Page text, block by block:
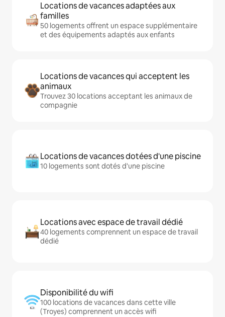
Locations de vacances adaptées aux
familles
50 logements offrent un espace supplémentaire
et des équipements adaptés aux enfants
Locations de vacances qui acceptent les
animaux
Trouvez 30 locations acceptant les animaux de
compagnie
Locations de vacances dotées d'une piscine
10 logements sont dotés d'une piscine
Locations avec espace de travail dédié
40 logements comprennent un espace de travail
dédié
Disponibilité du wifi
100 locations de vacances dans cette ville
(Troyes) comprennent un accès wifi